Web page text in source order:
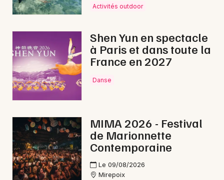
Sorties famille
Sorties & loisirs
Nature en Midi-Pyrénées
Newsletter des sorties
Toulouse Activités outdoor
Shen Yun en spectacle
à Paris et dans toute la
France en 2027
Danse
MIMA 2026 - Festival
de Marionnette
Contemporaine
Le 09/08/2026
Mirepoix